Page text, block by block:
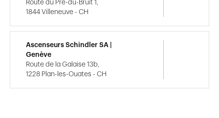
Route du Pré-du-Bruit 1,
1844 Villeneuve - CH
Ascenseurs Schindler SA |
Genève
Route de la Galaise 13b,
1228 Plan-les-Ouates - CH